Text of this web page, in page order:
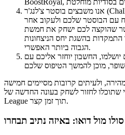
אנו משבצים בוסטר צ'לנג'ר (Challenger) מיומן ביותר להזמנה
עם הבוסטר שלכם ולעקוב אחר
שהוקצה לכם ישחק את חמשת
בהשגת יחס הניצחונות
הגבוה ביותר האפשרי.
החשבון יוחזר אליכם עם
ולעיתים קרובות מסיימים חמישה
שתוכלו לחזור לשחק בעונה החדשה של
League תוך זמן קצר.